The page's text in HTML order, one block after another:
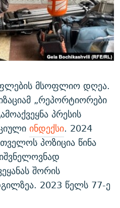
19
ᲘᲡᲢᲝᲠᲘᲐ
ᲐᲛᲑᲐᲕᲘ
მსოფლიო დღეა.
„რეპორტიორები
პრესის
ინდექსი. 2024
პოზიცია წინა
შორის
2023 წელს 77-ე